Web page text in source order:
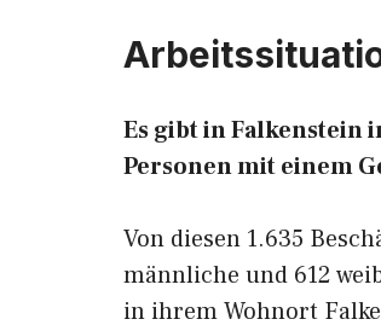
Es gibt in Falkenstein
Personen mit einem
Von diesen 1.635
männliche und 612
in ihrem Wohnort